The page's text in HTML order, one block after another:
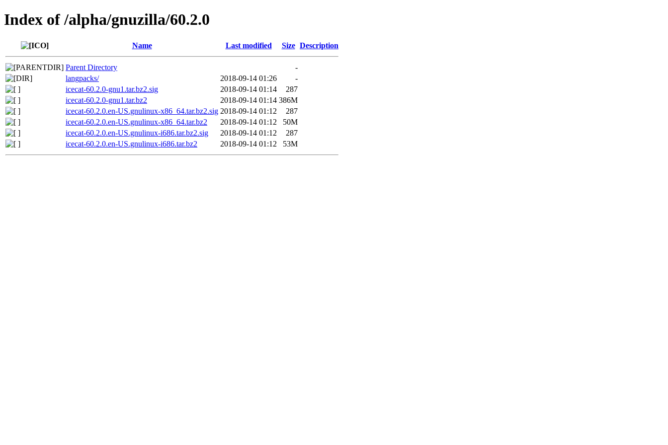
Index of /alpha/gnuzilla/60.2.0
Name Last modified Size Description
Parent Directory
-
langpacks/
2018-09-14 01:26
-
icecat-60.2.0-gnu1.tar.bz2.sig
2018-09-14 01:14
287
icecat-60.2.0-gnu1.tar.bz2
2018-09-14 01:14 386M
icecat-60.2.0.en-US.gnulinux-x86_64.tar.bz2.sig 2018-09-14 01:12
287
icecat-60.2.0.en-US.gnulinux-x86_64.tar.bz2
2018-09-14 01:12
50M
icecat-60.2.0.en-US.gnulinux-i686.tar.bz2.sig
2018-09-14 01:12
287
icecat-60.2.0.en-US.gnulinux-i686.tar.bz2
2018-09-14 01:12 53M